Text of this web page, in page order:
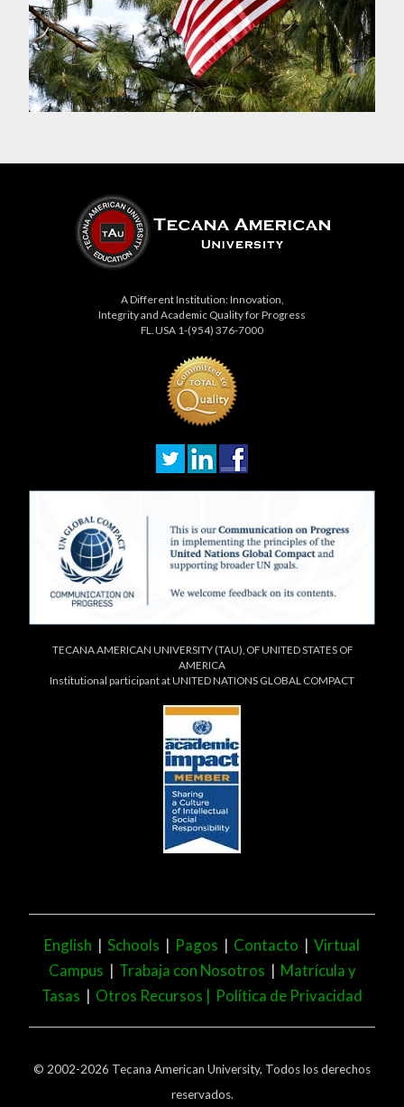
A Different Institution: Innovation,
Integrity and Academic Quality for Progress
FL. USA 1-(954) 376-7000
TECANA AMERICAN UNIVERSITY (TAU), OF UNITED STATES OF
AMERICA
Institutional participant at UNITED NATIONS GLOBAL COMPACT
English | Schools | Pagos | Contacto | Virtual
Campus | Trabaja con Nosotros | Matrícula y
Tasas | Otros Recursos | Política de Privacidad
© 2002-2026 Tecana American University, Todos los derechos
reservados.